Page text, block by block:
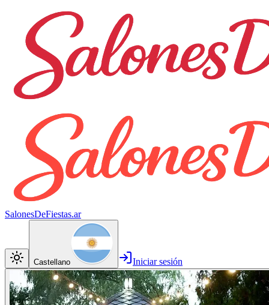
SalonesDeFiestas.ar
Castellano Iniciar sesión